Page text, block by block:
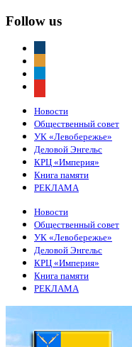
Follow us
Новости
Общественный совет
УК «Левобережье»
Деловой Энгельс
КРЦ «Империя»
Книга памяти
РЕКЛАМА
Новости
Общественный совет
УК «Левобережье»
Деловой Энгельс
КРЦ «Империя»
Книга памяти
РЕКЛАМА